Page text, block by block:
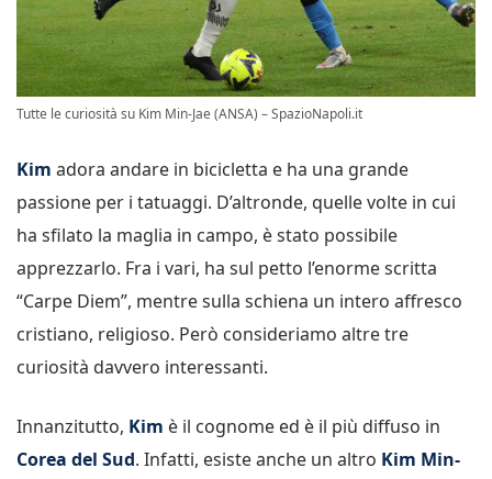
Tutte le curiosità su Kim Min-Jae (ANSA) – SpazioNapoli.it
Kim adora andare in bicicletta e ha una grande
passione per i tatuaggi. D’altronde, quelle volte in cui
ha sfilato la maglia in campo, è stato possibile
apprezzarlo. Fra i vari, ha sul petto l’enorme scritta
“Carpe Diem”, mentre sulla schiena un intero affresco
cristiano, religioso. Però consideriamo altre tre
curiosità davvero interessanti.
Innanzitutto, Kim è il cognome ed è il più diffuso in
Corea del Sud. Infatti, esiste anche un altro Kim Min-